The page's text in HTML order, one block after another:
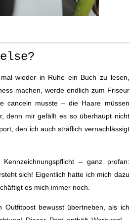
wieder in Ruhe ein Buch zu lesen,
machen, werde endlich zum Friseur
canceln musste – die Haare müssen
denn mir gefällt es so überhaupt nicht
den ich auch sträflich vernachlässigt
– ganz profan:
sich! Eigentlich hatte ich mich dazu
es mich immer noch.
Outfitpost bewusst übertrieben, als ich